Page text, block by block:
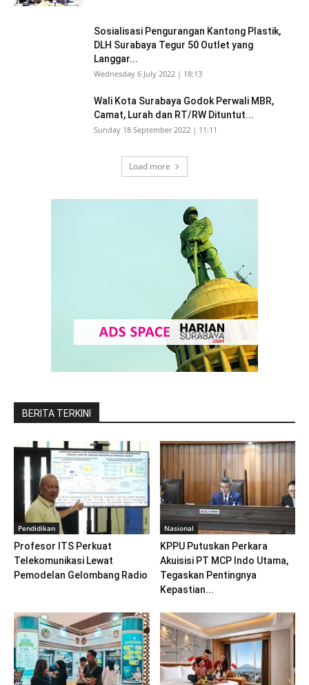
Sosialisasi Pengurangan Kantong Plastik,
DLH Surabaya Tegur 50 Outlet yang
Langgar...
Wednesday 6 July 2022 | 18:13
Wali Kota Surabaya Godok Perwali MBR,
Camat, Lurah dan RT/RW Dituntut...
Sunday 18 September 2022 | 11:11
Load more
BERITA TERKINI
Pendidikan
Profesor ITS Perkuat
Telekomunikasi Lewat
Pemodelan Gelombang Radio
Nasional
KPPU Putuskan Perkara
Akuisisi PT MCP Indo Utama,
Tegaskan Pentingnya
Kepastian...